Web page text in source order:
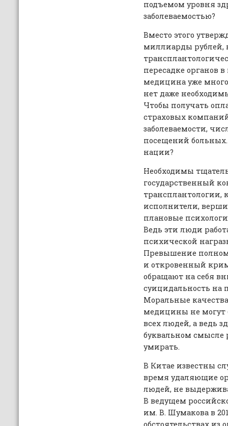
подъемом уровня
заболеваемостью?
Вместо этого
миллиарды рублей,
пересадке органов
медицина уже
нет даже
Чтобы получать
страховых
заболеваемости,
посещений больных.
нации?
Необходимы
государственный
трансплантологии,
исполнители,
плановые
Ведь эти люди
психической
Превышение
и откровенный
обращают на себя
суицидальность на
Моральные
медицины не могут
всех людей, а ведь
буквальном смысле
умирать.
В Китае известны
время удаляющие
людей, не
В ведущем
им. В. Шумакова в